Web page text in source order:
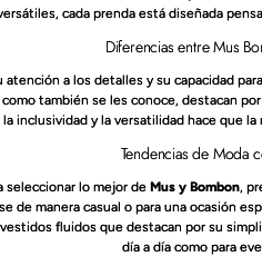
cada prenda está diseñada
Diferencias entre Mus
a los detalles y su capacidad
como también se les conoce, destacan
inclusividad y la versatilidad hace que
Tendencias de Moda
seleccionar lo mejor de Mus y Bombon,
de manera casual o para una ocasión
fluidos que destacan por su
día a día como para